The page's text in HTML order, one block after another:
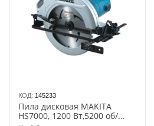
КОД: 145233
Пила дисковая MAKITA
HS7000, 1200 Вт,5200 об/